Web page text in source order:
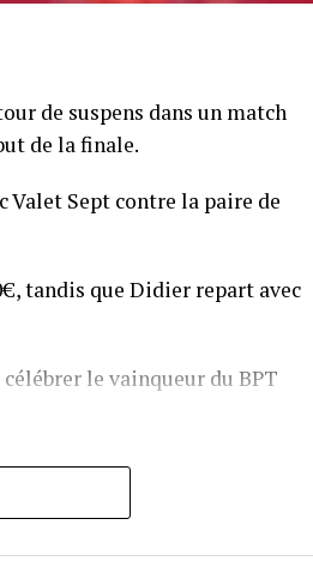
de suspens dans un match
de la finale.
Valet Sept contre la paire de
tandis que Didier repart avec
le vainqueur du BPT
!